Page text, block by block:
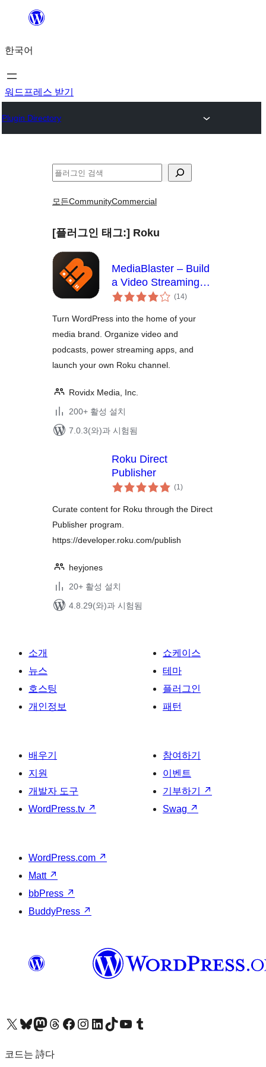
츠
로
바
가
한국어
워드프레스 받기
Plugin Directory
검
모든CommunityCommercial
[플러그인 태그:] Roku
MediaBlaster – Build
a Video Streaming
Website, Podcast
(14전
체)
Turn WordPress into the home of your
media brand. Organize video and
podcasts, power streaming apps, and
launch your own Roku channel.
Rovidx Media, Inc.
200+ 활성 설치
7.0.3(와)과 시험됨
Roku Direct
Publisher
(1전
체
점
)
Curate content for Roku through the Direct
Publisher program.
https://developer.roku.com/publish
heyjones
20+ 활성 설치
4.8.29(와)과 시험됨
소개
뉴스
호스팅
개인정보
쇼케이스
테마
플러그인
패턴
배우기
지원
개발자 도구
WordPress.tv ↗
참여하기
이벤트
기부하기
↗
Swag ↗
WordPress.com ↗
Matt ↗
bbPress ↗
BuddyPress ↗
X(이전 트위터) 계정 방문하기블루스카이 계정 방문하기마스토돈 계정 방문하기스레드 계정 방문하기 페이스북 페이지 방문하기인스타그램 계정 방문하기 LinkedIn 계정 방문하기틱톡 계정 방문하기유튜브 채널 방문하기 텀블러 계정 방문하기
코드는 詩다